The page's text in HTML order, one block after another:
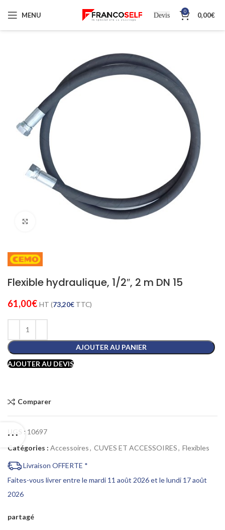
MENU Devis 0 0,00€
Flexible hydraulique, 1/2″, 2 m DN 15
61,00€ HT (73,20€ TTC)
AJOUTER AU PANIER
AJOUTER AU DEVIS
Comparer
UGS : 10697
Catégories : Accessoires, CUVES ET ACCESSOIRES, Flexibles
Livraison OFFERTE *
Faites-vous livrer entre le mardi 11 août 2026 et le lundi 17 août
2026
partagé